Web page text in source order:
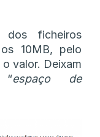
dos ficheiros
10MB, pelo
valor. Deixam
“espaço de